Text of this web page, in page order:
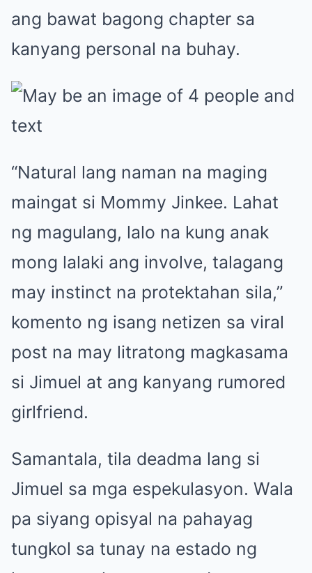
ang bawat bagong chapter sa
kanyang personal na buhay.
“Natural lang naman na maging
maingat si Mommy Jinkee. Lahat
ng magulang, lalo na kung anak
mong lalaki ang involve, talagang
may instinct na protektahan sila,”
komento ng isang netizen sa viral
post na may litratong magkasama
si Jimuel at ang kanyang rumored
girlfriend.
Samantala, tila deadma lang si
Jimuel sa mga espekulasyon. Wala
pa siyang opisyal na pahayag
tungkol sa tunay na estado ng